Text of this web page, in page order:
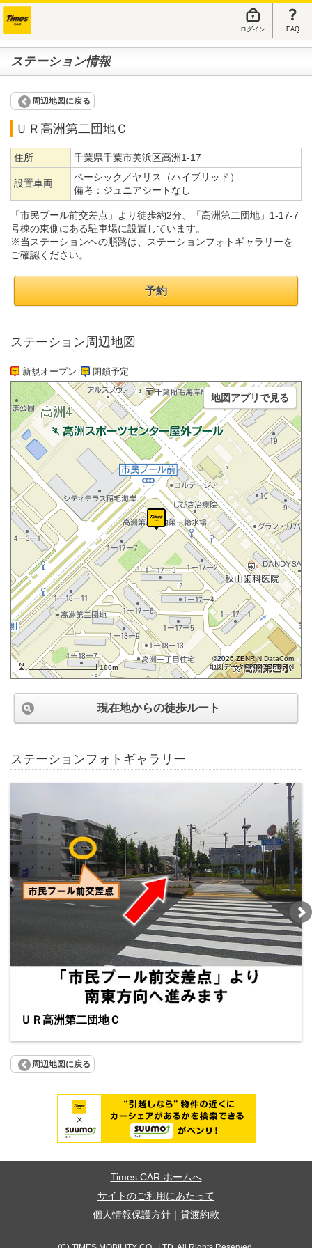
ログイン FAQ
ステーション情報
周辺地図に戻る
ＵＲ高洲第二団地Ｃ
住所 千葉県千葉市美浜区高洲1-17
設置車両
ベーシック／ヤリス（ハイブリッド）
備考： ジュニアシートなし
「市民プール前交差点」より徒歩約2分、「高洲第二団地」1-17-7
号棟の東側にある駐車場に設置しています。
※当ステーションへの順路は、ステーションフォトギャラリーを
ご確認ください。
予約
ステーション周辺地図
新規オープン 閉鎖予定
100m
©2026 ZENRIN DataCom
地図データ©2026 ZENRIN
地図アプリで見る
現在地からの徒歩ルート
ステーションフォトギャラリー
ＵＲ高洲第二団地Ｃ
周辺地図に戻る
Times CAR ホームへ
サイトのご利用にあたって
個人情報保護方針
貸渡約款